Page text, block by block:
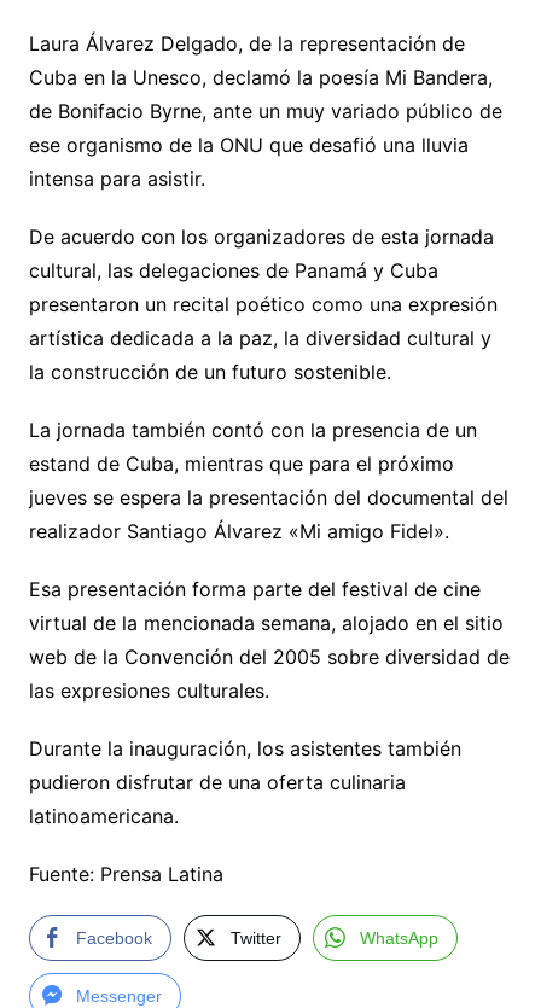
Laura Álvarez Delgado, de la representación de
Cuba en la Unesco, declamó la poesía Mi Bandera,
de Bonifacio Byrne, ante un muy variado público de
ese organismo de la ONU que desafió una lluvia
intensa para asistir.
De acuerdo con los organizadores de esta jornada
cultural, las delegaciones de Panamá y Cuba
presentaron un recital poético como una expresión
artística dedicada a la paz, la diversidad cultural y
la construcción de un futuro sostenible.
La jornada también contó con la presencia de un
estand de Cuba, mientras que para el próximo
jueves se espera la presentación del documental del
realizador Santiago Álvarez «Mi amigo Fidel».
Esa presentación forma parte del festival de cine
virtual de la mencionada semana, alojado en el sitio
web de la Convención del 2005 sobre diversidad de
las expresiones culturales.
Durante la inauguración, los asistentes también
pudieron disfrutar de una oferta culinaria
latinoamericana.
Fuente: Prensa Latina
Facebook Twitter WhatsApp
Messenger